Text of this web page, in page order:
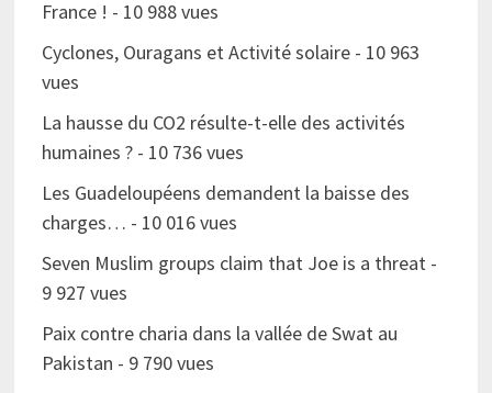
France ! - 10 988 vues
Cyclones, Ouragans et Activité solaire- 10 963
vues
La hausse du CO2 résulte-t-elle des activités
humaines ?- 10 736 vues
Les Guadeloupéens demandent la baisse des
charges… - 10 016 vues
Seven Muslim groups claim that Joe is a threat-
9 927 vues
Paix contre charia dans la vallée de Swat au
Pakistan - 9 790 vues